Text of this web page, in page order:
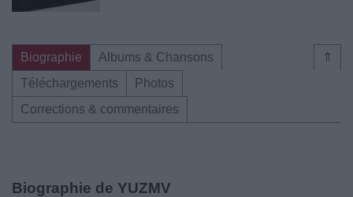
⇑
Biographie
Albums & Chansons
Téléchargements
Photos
Corrections & commentaires
Biographie de YUZMV